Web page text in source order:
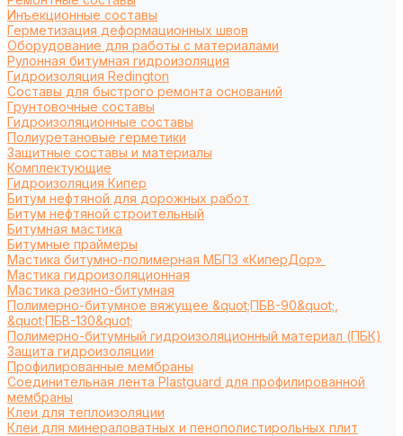
Инъекционные составы
Герметизация деформационных швов
Оборудование для работы с материалами
Рулонная битумная гидроизоляция
Гидроизоляция Redington
Составы для быстрого ремонта оснований
Грунтовочные составы
Гидроизоляционные составы
Полиуретановые герметики
Защитные составы и материалы
Комплектующие
Гидроизоляция Кипер
Битум нефтяной для дорожных работ
Битум нефтяной строительный
Битумная мастика
Битумные праймеры
Мастика битумно-полимерная МБПЗ «КиперДор»
Мастика гидроизоляционная
Мастика резино-битумная
Полимерно-битумное вяжущее &quot;ПБВ-90&quot;,
&quot;ПБВ-130&quot;
Полимерно-битумный гидроизоляционный материал (ПБК)
Защита гидроизоляции
Профилированные мембраны
Соединительная лента Plastguard для профилированной
мембраны
Клеи для теплоизоляции
Клеи для минераловатных и пенополистирольных плит